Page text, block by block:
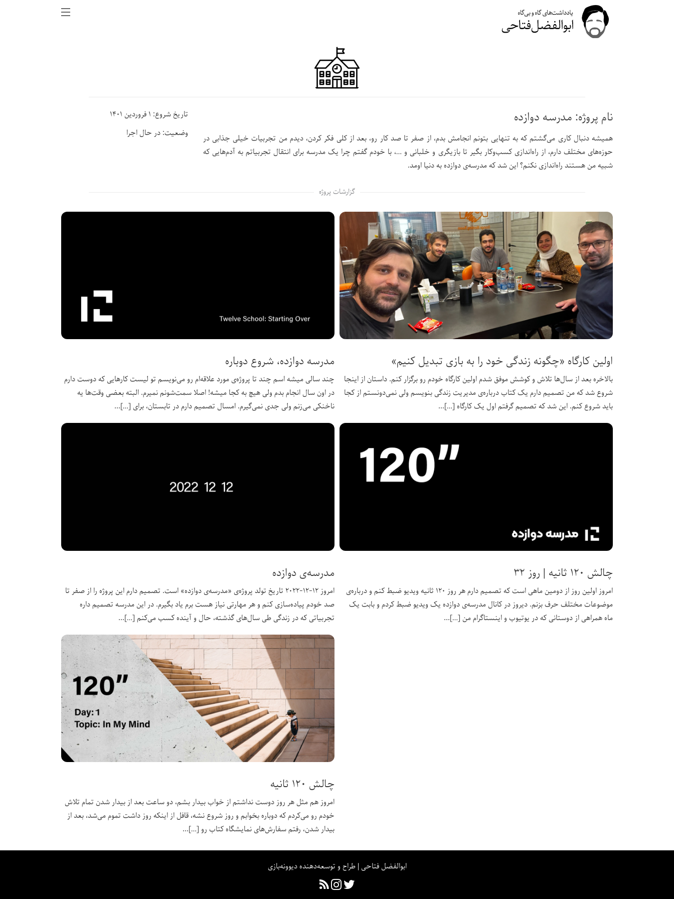
تاریخ شروع: ۱ فروردین ۱۴۰۱
وضعیت: در حال اجرا
نام پروژه: مدرسه دوازده
همیشه دنبال کاری می‌گشتم که به تنهایی بتونم انجامش بدم، از صفر تا صد کار رو، بعد از کلی فکر کردن، دیدم من تجربیات خیلی جذابی در
حوزه‌های مختلف دارم، از راه‌اندازی کسب‌و‌کار بگیر تا بازیگری و خلبانی و …، با خودم گفتم چرا یک مدرسه برای انتقال تجربیاتم به آدم‌هایی که
شبیه من هستند راه‌اندازی نکنم؟ این شد که مدرسه‌ی دوازده به دنیا اومد.
گزارشات پروژه
مدرسه دوازده، شروع دوباره
چند سالی میشه اسم چند تا پروژه‌ی مورد علاقه‌ام رو می‌نویسم تو لیست کارهایی که دوست دارم
در اون سال انجام بدم ولی هیچ به کجا میشه! اصلا سمت‌شونم نمیرم. البته بعضی‌ وقت‌ها یه
ناخنکی می‌زنم ولی جدی نمی‌گیرم. امسال تصمیم دارم در تابستان، برای […]
اولین کارگاه «چگونه زندگی خود را به بازی تبدیل کنیم»
بالاخره بعد از سال‌ها تلاش و کوشش موفق شدم اولین کارگاه خودم رو برگزار کنم. داستان از اینجا
شروع شد که من تصمیم دارم یک کتاب درباره‌ی مدیریت زندگی بنویسم ولی نمی‌دونستم از کجا
باید شروع کنم. این شد که تصمیم گرفتم اول یک کارگاه […]
مدرسه‌ی دوازده
امروز ۱۲-۱۲-۲۰۲۲ تاریخ تولد پروژه‌ی «مدرسه‌ی دوازده» است. تصمیم دارم این پروژه را از صفر تا
صد خودم پیاده‌سازی کنم و هر مهارتی نیاز هست برم یاد بگیرم. در این مدرسه تصمیم داره
تجربیاتی که در زندگی طی سال‌های گذشته، حال و آینده کسب می‌کنم […]
چالش ۱۲۰ ثانیه | روز ۳۲
امروز اولین روز از دومین ماهی است که تصمیم دارم هر روز ۱۲۰ ثانیه ویدیو ضبط کنم و درباره‌ی
موضوعات مختلف حرف بزنم. دیروز در کانال مدرسه‌ی دوازده یک ویدیو ضبط کردم و بابت یک
ماه همراهی از دوستانی که در یوتیوب و اینستاگرام من […]
چالش ۱۲۰ ثانیه
امروز هم مثل هر روز دوست نداشتم از خواب بیدار بشم، دو ساعت بعد از بیدار شدن تمام تلاش
خودم رو می‌کردم که دوباره بخوابم و روز شروع نشه، قافل از اینکه روز داشت تموم می‌شد، بعد از
بیدار شدن، رفتم سفارش‌های نمایشگاه کتاب رو […]
ابوالفضل فتاحی | طراح و توسعه‌دهنده دیوونه‌بازی